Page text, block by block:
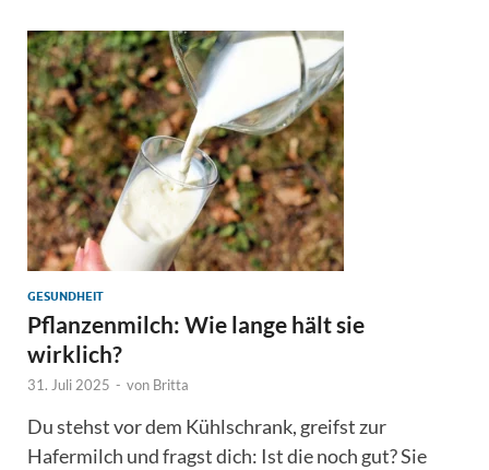
GESUNDHEIT
Pflanzenmilch: Wie lange hält sie
wirklich?
31. Juli 2025 - von Britta
Du stehst vor dem Kühlschrank, greifst zur
Hafermilch und fragst dich: Ist die noch gut? Sie